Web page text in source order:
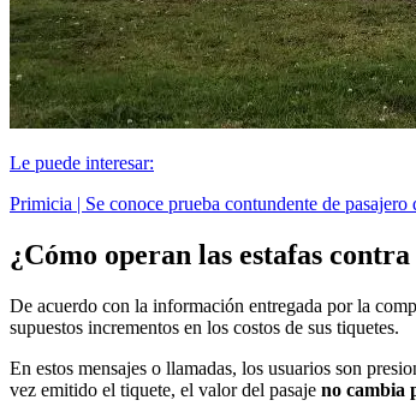
Le puede interesar:
Primicia | Se conoce prueba contundente de
¿Cómo operan las estafas
De acuerdo con la información entregada por la
supuestos incrementos en los costos de sus tiquetes.
En estos mensajes o llamadas, los usuarios son
vez emitido el tiquete, el valor del pasaje no cambia